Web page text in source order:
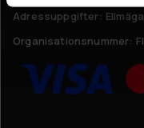
Adressuppgifter:
Organisationsnummer: